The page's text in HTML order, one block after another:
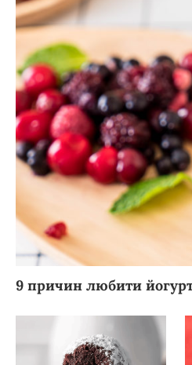
9 причин любити